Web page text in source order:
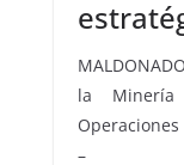
la
–